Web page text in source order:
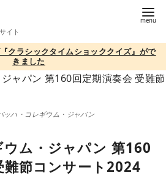
イト
クラシックタイムショッククイズ』がで
きました
ッハ・コレギウム・ジャパン
ム・ジャパン 第160
難節コンサート2024